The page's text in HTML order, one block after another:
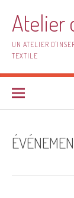
contenuAtelier
UN ATELIER
TEXTILE